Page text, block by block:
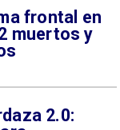
frontal en
muertos y
2.0: